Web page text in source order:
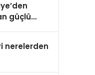
güçlü
nerelerden